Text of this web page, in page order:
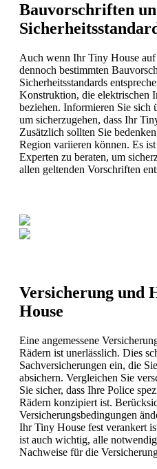
Bauvorschriften
Auch wenn Ihr Tiny House
dennoch bestimmten
Sicherheitsstandards
Konstruktion, die elektrischen
beziehen. Informieren Sie sich
um sicherzugehen, dass Ihr
Zusätzlich sollten Sie
Region variieren können. Es
Experten zu beraten, um
allen geltenden Vorschriften
Versicherung und
House
Eine angemessene
Rädern ist unerlässlich. Dies
Sachversicherungen ein, die
absichern. Vergleichen Sie
Sie sicher, dass Ihre Police
Rädern konzipiert ist.
Versicherungsbedingungen
Ihr Tiny House fest verankert
ist auch wichtig, alle
Nachweise für die